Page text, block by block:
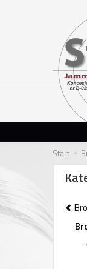
Start